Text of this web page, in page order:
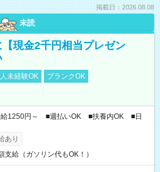
掲載日：2026.08.08
未読
現金2千円相当プレゼン
未経験OK
ブランクOK
給1250円～ ■週払いOK ■扶養内OK ■日
あり
支給（ガソリン代もOK！）